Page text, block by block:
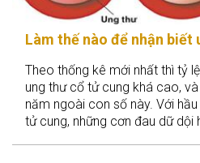
Làm thế nào để nhận biết
Theo thống kê mới nhất thì tỷ
ung thư cổ tử cung khá cao,
năm ngoài con số này. Với
tử cung, những cơn đau dữ